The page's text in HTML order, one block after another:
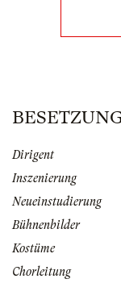
Dirigent
Inszenierung
Neueinstudierung
Bühnenbilder
Kostüme
Chorleitung